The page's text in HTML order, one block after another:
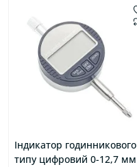
Індикатор годинникового
типу цифровий 0-12,7 мм